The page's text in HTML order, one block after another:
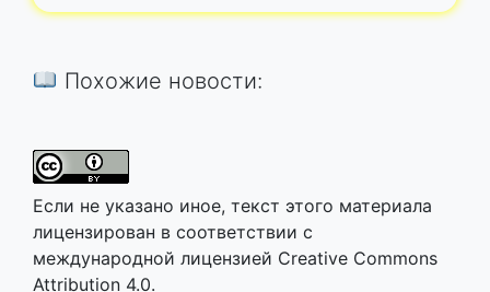
Похожие новости:
Если не указано иное, текст этого материала
лицензирован в соответствии с
международной лицензией Creative Commons
Attribution 4.0.